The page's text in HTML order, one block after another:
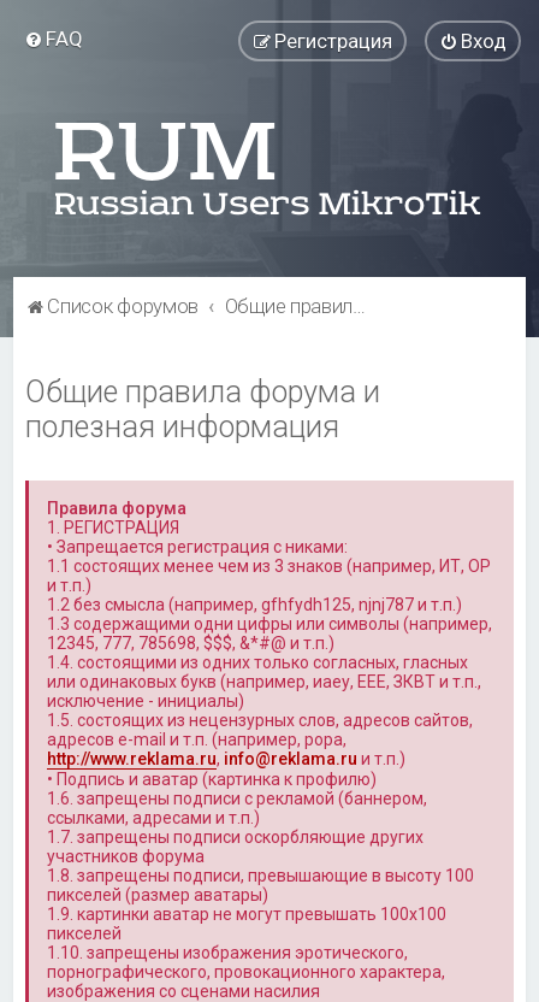
FAQ Вход
Регистрация
Список форумов Общие правила форума и полезная информация
Общие правила форума и
полезная информация
Правила форума
1. РЕГИСТРАЦИЯ
• Запрещается регистрация с никами:
1.1 состоящих менее чем из 3 знаков (например, ИТ, OP
и т.п.)
1.2 без смысла (например, gfhfydh125, njnj787 и т.п.)
1.3 содержащими одни цифры или символы (например,
12345, 777, 785698, $$$, &*#@ и т.п.)
1.4. состоящими из одних только согласных, гласных
или одинаковых букв (например, иаеу, ЕЕЕ, ЗКВТ и т.п.,
исключение - инициалы)
1.5. состоящих из нецензурных слов, адресов сайтов,
адресов e-mail и т.п. (например, popa,
http://www.reklama.ru, info@reklama.ru и т.п.)
• Подпись и аватар (картинка к профилю)
1.6. запрещены подписи с рекламой (баннером,
ссылками, адресами и т.п.)
1.7. запрещены подписи оскорбляющие других
участников форума
1.8. запрещены подписи, превышающие в высоту 100
пикселей (размер аватары)
1.9. картинки аватар не могут превышать 100x100
пикселей
1.10. запрещены изображения эротического,
порнографического, провокационного характера,
изображения со сценами насилия